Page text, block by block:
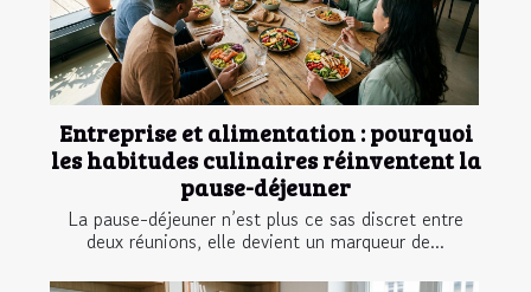
Entreprise et alimentation : pourquoi
les habitudes culinaires réinventent la
pause-déjeuner
La pause-déjeuner n’est plus ce sas discret entre
deux réunions, elle devient un marqueur de...